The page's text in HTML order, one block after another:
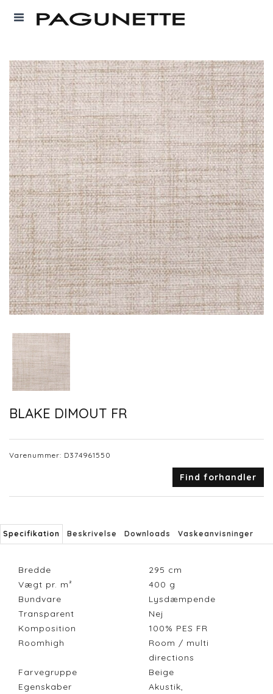
BLAKE DIMOUT FR
Varenummer: D374961550
Find forhandler
Specifikation Beskrivelse Downloads Vaskeanvisninger
Bredde 295 cm
Vægt pr. m²
400 g
Bundvare
Lysdæmpende
Transparent
Nej
Komposition
100% PES FR
Roomhigh
Room / multi
directions
Farvegruppe
Beige
Egenskaber
Akustik,